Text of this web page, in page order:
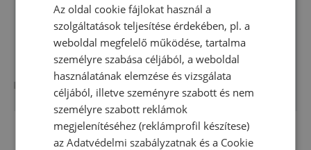
Az oldal cookie fájlokat használ a
szolgáltatások teljesítése érdekében, pl. a
weboldal megfelelő működése, tartalma
személyre szabása céljából, a weboldal
használatának elemzése és vizsgálata
céljából, illetve szeményre szabott és nem
személyre szabott reklámok
megjelenítéséhez (reklámprofil készítese)
azAdatvédelmi szabályzatnak és a Cookie